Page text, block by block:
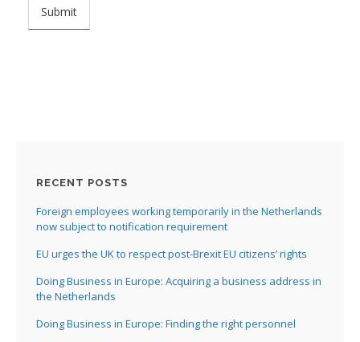
RECENT POSTS
Foreign employees working temporarily in the Netherlands
now subject to notification requirement
EU urges the UK to respect post-Brexit EU citizens’ rights
Doing Business in Europe: Acquiring a business address in
the Netherlands
Doing Business in Europe: Finding the right personnel